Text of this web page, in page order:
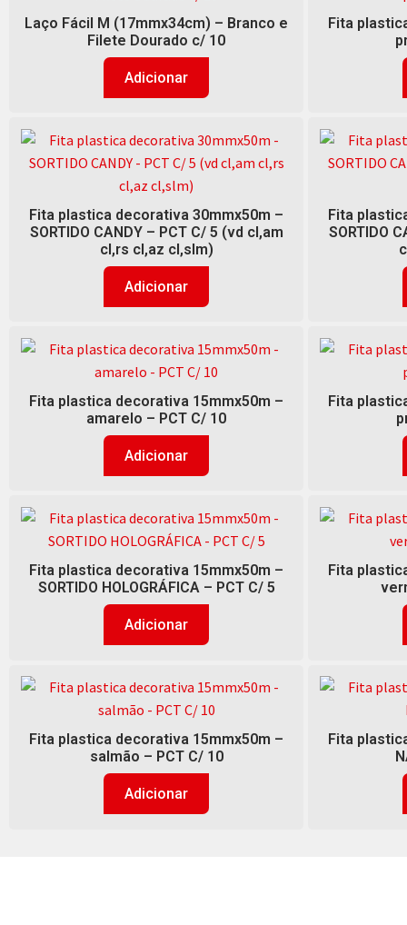
Laço Fácil M (17mmx34cm) – Branco e
Filete Dourado c/ 10
Adicionar
Fita
Fita plastica decorativa 30mmx50m –
SORTIDO CANDY – PCT C/ 5 (vd cl,am
cl,rs cl,az cl,slm)
Adicionar
Fita
SORTIDO
Fita plastica decorativa 15mmx50m –
amarelo – PCT C/ 10
Adicionar
Fita
Fita plastica decorativa 15mmx50m –
SORTIDO HOLOGRÁFICA – PCT C/ 5
Adicionar
Fita
Fita plastica decorativa 15mmx50m –
salmão – PCT C/ 10
Adicionar
Fita